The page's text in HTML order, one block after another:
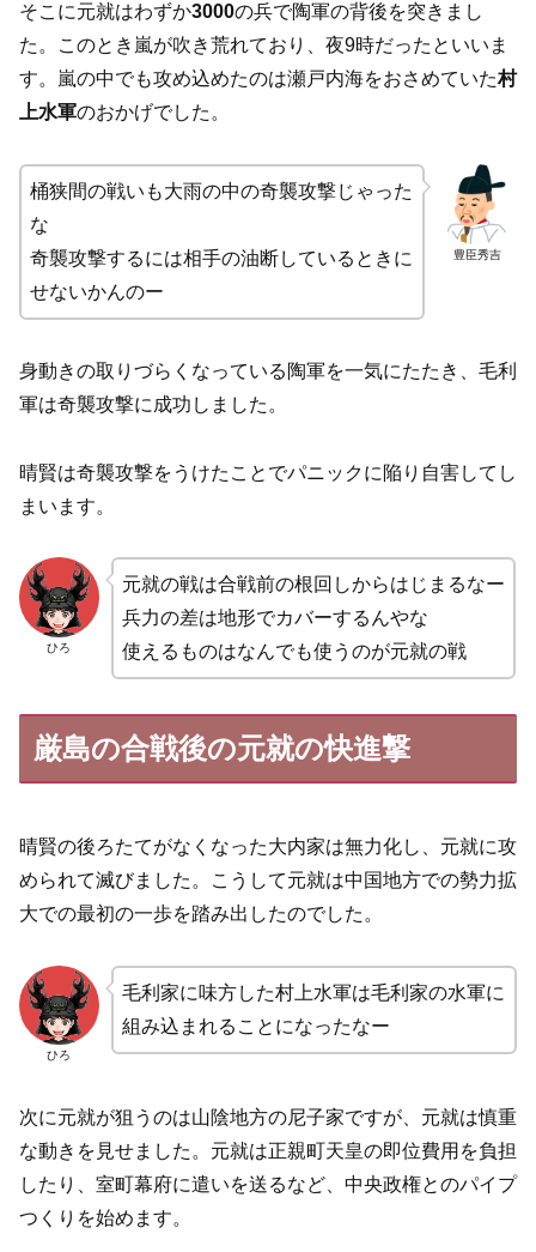
そこに元就はわずか3000の兵で陶軍の背後を突きまし
た。このとき嵐が吹き荒れており、夜9時だったといいま
す。嵐の中でも攻め込めたのは瀬戸内海をおさめていた村
上水軍のおかげでした。
豊臣秀吉
桶狭間の戦いも大雨の中の奇襲攻撃じゃった
な
奇襲攻撃するには相手の油断しているときに
せないかんのー
身動きの取りづらくなっている陶軍を一気にたたき、毛利
軍は奇襲攻撃に成功しました。
晴賢は奇襲攻撃をうけたことでパニックに陥り自害してし
まいます。
ひろ
元就の戦は合戦前の根回しからはじまるなー
兵力の差は地形でカバーするんやな
使えるものはなんでも使うのが元就の戦
厳島の合戦後の元就の快進撃
晴賢の後ろたてがなくなった大内家は無力化し、元就に攻
められて滅びました。こうして元就は中国地方での勢力拡
大での最初の一歩を踏み出したのでした。
ひろ
毛利家に味方した村上水軍は毛利家の水軍に
組み込まれることになったなー
次に元就が狙うのは山陰地方の尼子家ですが、元就は慎重
な動きを見せました。元就は正親町天皇の即位費用を負担
したり、室町幕府に遣いを送るなど、中央政権とのパイプ
つくりを始めます。